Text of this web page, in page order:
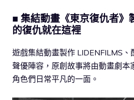
■ 集結動畫《東京復仇者》
的復仇就在這裡
遊戲集結動畫製作 LIDENFILMS、
聲優陣容，原創故事將由動畫劇本
角色們日常平凡的一面。